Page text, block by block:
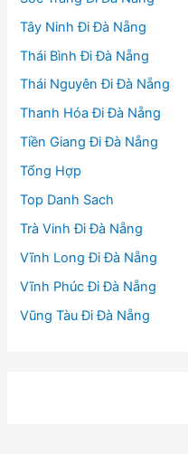
Tây Ninh Đi Đà Nẵng
Thái Bình Đi Đà Nẵng
Thái Nguyên Đi Đà Nẵng
Thanh Hóa Đi Đà Nẵng
Tiền Giang Đi Đà Nẵng
Tổng Hợp
Top Danh Sach
Trà Vinh Đi Đà Nẵng
Vĩnh Long Đi Đà Nẵng
Vĩnh Phúc Đi Đà Nẵng
Vũng Tàu Đi Đà Nẵng